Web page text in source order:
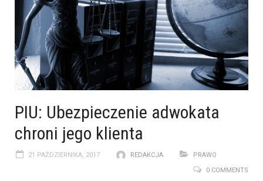
PIU: Ubezpieczenie adwokata
chroni jego klienta
21 PAŹDZIERNIKA, 2017 REDAKCJA
PRAWO
0 COMMENTS